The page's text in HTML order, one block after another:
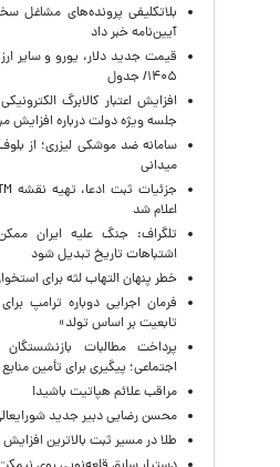
بلاتکلیفی پرونده‌های مشاغل
آیین‌نامه خبر داد
۱۴۰۵/ جدول
افزایش اعتبار کالابرگ
جلسه ویژه دولت درباره افزایش
سامانه ضد موشکی لیزری؛ از
میدانی
اعلام شد
تلگراف: جنگ علیه ایران
اشتباهات تاریخ تبدیل شود
خطر پنهان التهاب لثه برای
فرمان اجرایی دوباره ترامپ
تابعیت بر اساس تولد»
پرداخت مطالبات
اجتماعی؛ پیگیری برای تأمین منابع
مراقب علائم هپاتیت باشید!
محسن رضایی دبیر جدید
طلا در مسیر ثبت بالاترین